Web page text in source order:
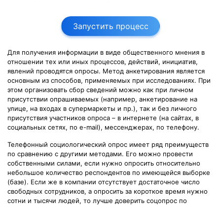
Запустить процесс
Для получения информации в виде общественного мнения в
отношении тех или иных процессов, действий, инициатив,
явлений проводятся опросы. Метод анкетирования является
основным из способов, применяемых при исследованиях. При
этом организовать сбор сведений можно как при личном
присутствии опрашиваемых (например, анкетирование на
улице, на входах в супермаркеты и пр.), так и без личного
присутствия участников опроса – в интернете (на сайтах, в
социальных сетях, по e-mail), мессенджерах, по телефону.
Телефонный социологический опрос имеет ряд преимуществ
по сравнению с другими методами. Его можно провести
собственными силами, если нужно опросить относительно
небольшое количество респондентов по имеющейся выборке
(базе). Если же в компании отсутствует достаточное число
свободных сотрудников, а опросить за короткое время нужно
сотни и тысячи людей, то лучше доверить соцопрос по